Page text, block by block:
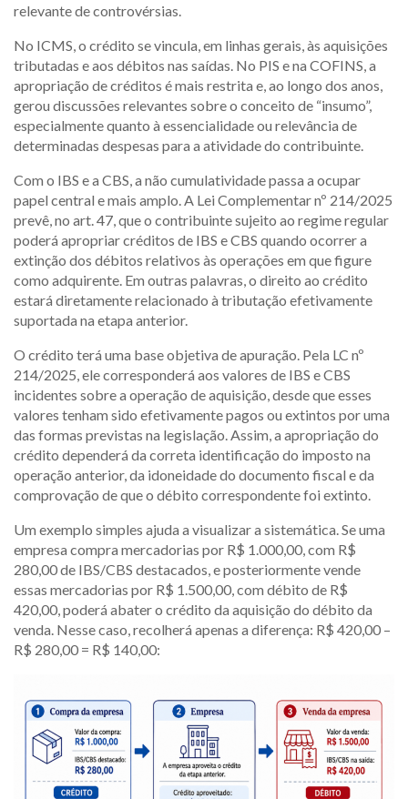
relevante de controvérsias.
No ICMS, o crédito se vincula, em linhas gerais, às aquisições
tributadas e aos débitos nas saídas. No PIS e na COFINS, a
apropriação de créditos é mais restrita e, ao longo dos anos,
gerou discussões relevantes sobre o conceito de “insumo”,
especialmente quanto à essencialidade ou relevância de
determinadas despesas para a atividade do contribuinte.
Com o IBS e a CBS, a não cumulatividade passa a ocupar
papel central e mais amplo. A Lei Complementar nº 214/2025
prevê, no art. 47, que o contribuinte sujeito ao regime regular
poderá apropriar créditos de IBS e CBS quando ocorrer a
extinção dos débitos relativos às operações em que figure
como adquirente. Em outras palavras, o direito ao crédito
estará diretamente relacionado à tributação efetivamente
suportada na etapa anterior.
O crédito terá uma base objetiva de apuração. Pela LC nº
214/2025, ele corresponderá aos valores de IBS e CBS
incidentes sobre a operação de aquisição, desde que esses
valores tenham sido efetivamente pagos ou extintos por uma
das formas previstas na legislação. Assim, a apropriação do
crédito dependerá da correta identificação do imposto na
operação anterior, da idoneidade do documento fiscal e da
comprovação de que o débito correspondente foi extinto.
Um exemplo simples ajuda a visualizar a sistemática. Se uma
empresa compra mercadorias por R$ 1.000,00, com R$
280,00 de IBS/CBS destacados, e posteriormente vende
essas mercadorias por R$ 1.500,00, com débito de R$
420,00, poderá abater o crédito da aquisição do débito da
venda. Nesse caso, recolherá apenas a diferença: R$ 420,00 –
R$ 280,00 = R$ 140,00: